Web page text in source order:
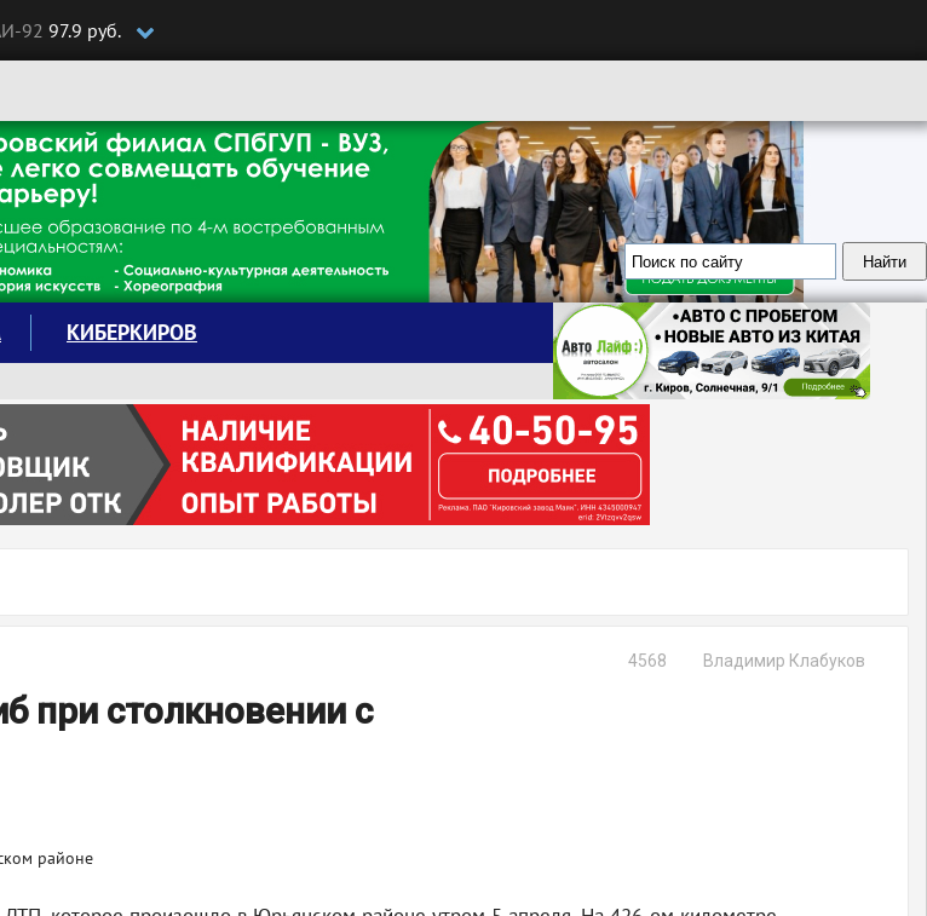
92 97.9 руб.
КИБЕРКИРОВ
Владимир Клабуков
4568
при столкновении с